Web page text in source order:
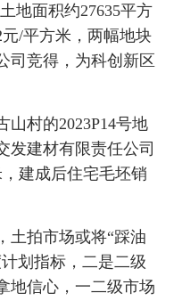
地面积约27635平方
/平方米，两幅地块
司竞得，为科创新区
山村的2023P14号地
发建材有限责任公司
建成后住宅毛坯销
土拍市场或将“踩油
划指标，二是二级
地信心，一二级市场